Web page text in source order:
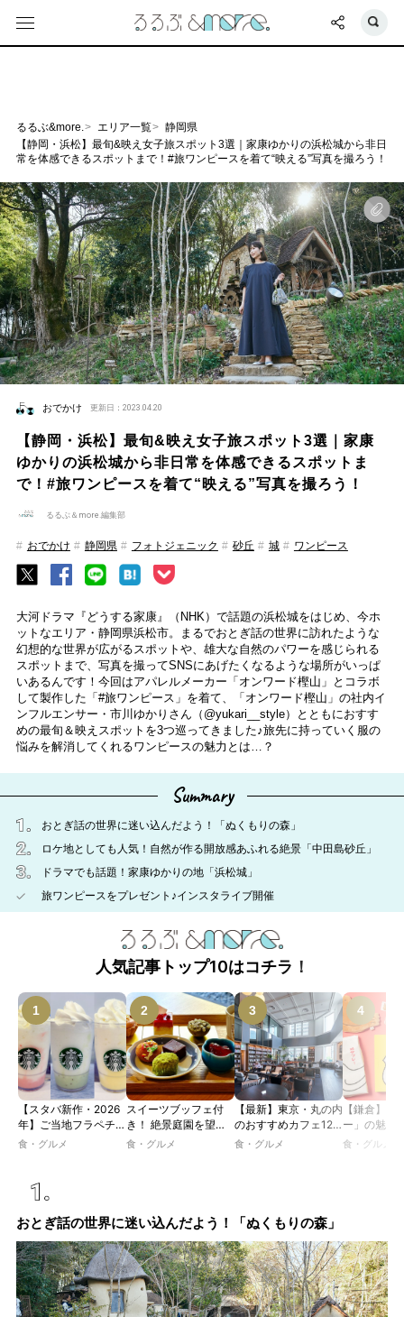
るるぶ&more. エリア一覧
静岡県
【静岡・浜松】最旬&映え女子旅スポット3選｜家康ゆかりの浜松城から非日
常を体感できるスポットまで！#旅ワンピースを着て“映える”写真を撮ろう！
おでかけ 更新日：2023.04.20
【静岡・浜松】最旬&映え女子旅スポット3選｜家康
ゆかりの浜松城から非日常を体感できるスポットま
で！#旅ワンピースを着て“映える”写真を撮ろう！
るるぶ＆more.編集部
おでかけ 静岡県 フォトジェニック 砂丘 城 ワンピース
大河ドラマ『どうする家康』（NHK）で話題の浜松城をはじめ、今ホ
ットなエリア・静岡県浜松市。まるでおとぎ話の世界に訪れたような
幻想的な世界が広がるスポットや、雄大な自然のパワーを感じられる
スポットまで、写真を撮ってSNSにあげたくなるような場所がいっぱ
いあるんです！今回はアパレルメーカー「オンワード樫山」とコラボ
して製作した「#旅ワンピース」を着て、「オンワード樫山」の社内イ
ンフルエンサー・市川ゆかりさん（@yukari__style）とともにおすす
めの最旬＆映えスポットを3つ巡ってきました♪旅先に持っていく服の
悩みを解消してくれるワンピースの魅力とは…？
Summary
おとぎ話の世界に迷い込んだよう！「ぬくもりの森」
ロケ地としても人気！自然が作る開放感あふれる絶景「中田島砂丘」
ドラマでも話題！家康ゆかりの地「浜松城」
旅ワンピースをプレゼント♪インスタライブ開催
人気記事トップ10はコチラ！
【スタバ新作・2026
年】ご当地フラペチー
ノが新登場！ 地域と
JIMOTO
PROGRAM」が青
森・群馬・沖縄で始
動。6種類を飲んで実
食レポート
食・グルメ
スイーツブッフェ付
き！ 絶景庭園を望む
ホテルレストランで味
食・グルメ
【最新】東京・丸の内
のおすすめカフェ12
選｜ひとりでゆったり
食・グルメ
【鎌倉】「
ー」の魅力
説！ 定番商
食・グルメ
おとぎ話の世界に迷い込んだよう！「ぬくもりの森」